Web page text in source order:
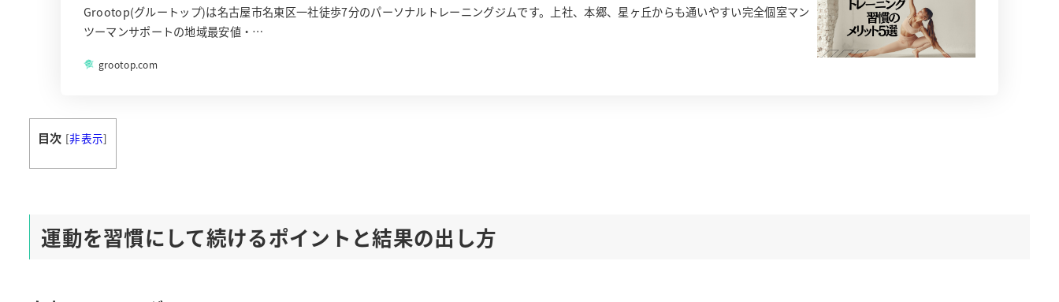
Grootop(グルートップ)は名古屋市名東区一社徒歩7分のパーソナルトレーニングジムです。上社、本郷、星ヶ丘からも通いやすい完全個室マン
ツーマンサポートの地域最安値・…
grootop.com
目次 [非表示]
運動を習慣にして続けるポイントと結果の出し方